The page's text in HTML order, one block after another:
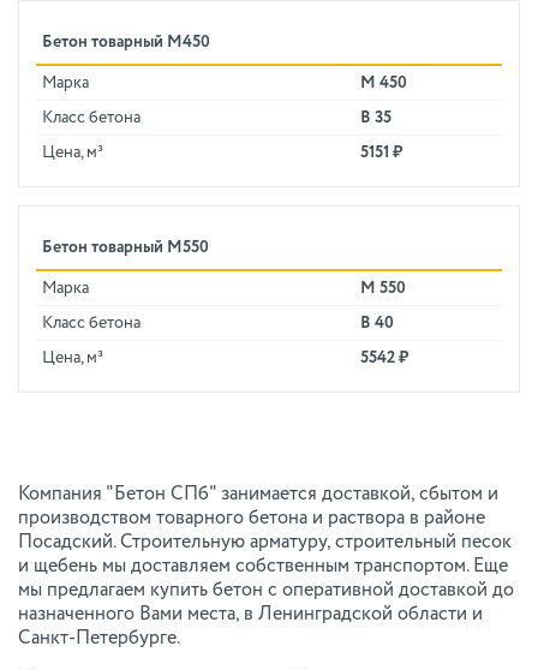
Бетон товарный М450
Марка М 450
Класс бетона В 35
Цена, м³ 5151 ₽
Бетон товарный М550
Марка М 550
Класс бетона В 40
Цена, м³ 5542 ₽
Компания "Бетон СПб" занимается доставкой, сбытом и
производством товарного бетона и раствора в районе
Посадский. Строительную арматуру, строительный песок
и щебень мы доставляем собственным транспортом. Еще
мы предлагаем купить бетон с оперативной доставкой до
назначенного Вами места, в Ленинградской области и
Санкт-Петербурге.